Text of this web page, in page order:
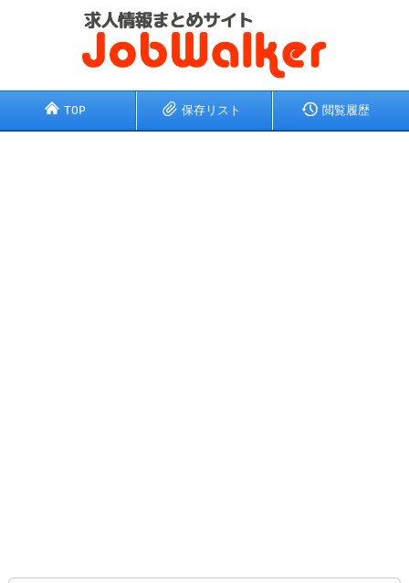
TOP 保存リスト 閲覧履歴